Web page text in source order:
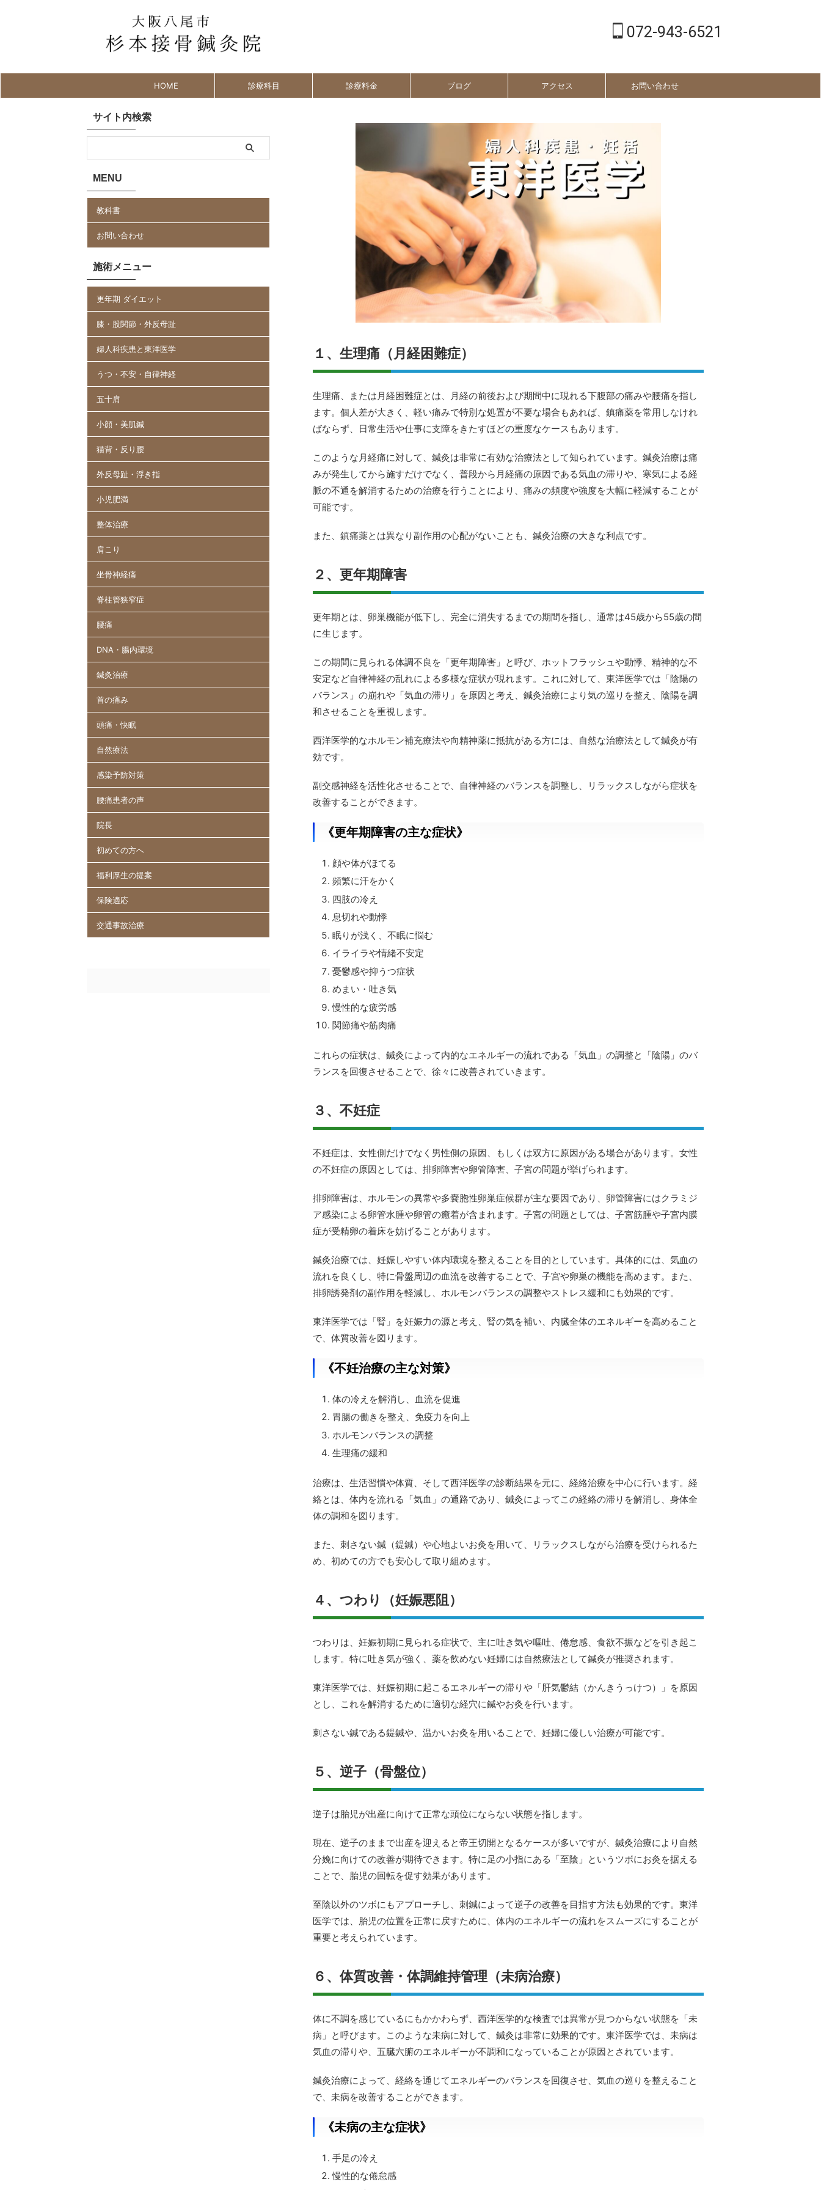
072-943-6521
HOME 診療科目 診療料金 ブログ アクセス お問い合わせ
１、生理痛（月経困難症）
生理痛、または月経困難症とは、月経の前後および期間中に現れる下腹部の痛みや腰痛を指し
ます。個人差が大きく、軽い痛みで特別な処置が不要な場合もあれば、鎮痛薬を常用しなけれ
ばならず、日常生活や仕事に支障をきたすほどの重度なケースもあります。
このような月経痛に対して、鍼灸は非常に有効な治療法として知られています。鍼灸治療は痛
みが発生してから施すだけでなく、普段から月経痛の原因である気血の滞りや、寒気による経
脈の不通を解消するための治療を行うことにより、痛みの頻度や強度を大幅に軽減することが
可能です。
また、鎮痛薬とは異なり副作用の心配がないことも、鍼灸治療の大きな利点です。
２、更年期障害
更年期とは、卵巣機能が低下し、完全に消失するまでの期間を指し、通常は45歳から55歳の間
に生じます。
この期間に見られる体調不良を「更年期障害」と呼び、ホットフラッシュや動悸、精神的な不
安定など自律神経の乱れによる多様な症状が現れます。これに対して、東洋医学では「陰陽の
バランス」の崩れや「気血の滞り」を原因と考え、鍼灸治療により気の巡りを整え、陰陽を調
和させることを重視します。
西洋医学的なホルモン補充療法や向精神薬に抵抗がある方には、自然な治療法として鍼灸が有
効です。
副交感神経を活性化させることで、自律神経のバランスを調整し、リラックスしながら症状を
改善することができます。
《更年期障害の主な症状》
顔や体がほてる
頻繁に汗をかく
四肢の冷え
息切れや動悸
眠りが浅く、不眠に悩む
イライラや情緒不安定
憂鬱感や抑うつ症状
めまい・吐き気
慢性的な疲労感
関節痛や筋肉痛
これらの症状は、鍼灸によって内的なエネルギーの流れである「気血」の調整と「陰陽」のバ
ランスを回復させることで、徐々に改善されていきます。
３、不妊症
不妊症は、女性側だけでなく男性側の原因、もしくは双方に原因がある場合があります。女性
の不妊症の原因としては、排卵障害や卵管障害、子宮の問題が挙げられます。
排卵障害は、ホルモンの異常や多嚢胞性卵巣症候群が主な要因であり、卵管障害にはクラミジ
ア感染による卵管水腫や卵管の癒着が含まれます。子宮の問題としては、子宮筋腫や子宮内膜
症が受精卵の着床を妨げることがあります。
鍼灸治療では、妊娠しやすい体内環境を整えることを目的としています。具体的には、気血の
流れを良くし、特に骨盤周辺の血流を改善することで、子宮や卵巣の機能を高めます。また、
排卵誘発剤の副作用を軽減し、ホルモンバランスの調整やストレス緩和にも効果的です。
東洋医学では「腎」を妊娠力の源と考え、腎の気を補い、内臓全体のエネルギーを高めること
で、体質改善を図ります。
《不妊治療の主な対策》
体の冷えを解消し、血流を促進
胃腸の働きを整え、免疫力を向上
ホルモンバランスの調整
生理痛の緩和
治療は、生活習慣や体質、そして西洋医学の診断結果を元に、経絡治療を中心に行います。経
絡とは、体内を流れる「気血」の通路であり、鍼灸によってこの経絡の滞りを解消し、身体全
体の調和を図ります。
また、刺さない鍼（鍉鍼）や心地よいお灸を用いて、リラックスしながら治療を受けられるた
め、初めての方でも安心して取り組めます。
４、つわり（妊娠悪阻）
つわりは、妊娠初期に見られる症状で、主に吐き気や嘔吐、倦怠感、食欲不振などを引き起こ
します。特に吐き気が強く、薬を飲めない妊婦には自然療法として鍼灸が推奨されます。
東洋医学では、妊娠初期に起こるエネルギーの滞りや「肝気鬱結（かんきうっけつ）」を原因
とし、これを解消するために適切な経穴に鍼やお灸を行います。
刺さない鍼である鍉鍼や、温かいお灸を用いることで、妊婦に優しい治療が可能です。
５、逆子（骨盤位）
逆子は胎児が出産に向けて正常な頭位にならない状態を指します。
現在、逆子のままで出産を迎えると帝王切開となるケースが多いですが、鍼灸治療により自然
分娩に向けての改善が期待できます。特に足の小指にある「至陰」というツボにお灸を据える
ことで、胎児の回転を促す効果があります。
至陰以外のツボにもアプローチし、刺鍼によって逆子の改善を目指す方法も効果的です。東洋
医学では、胎児の位置を正常に戻すために、体内のエネルギーの流れをスムーズにすることが
重要と考えられています。
６、体質改善・体調維持管理（未病治療）
体に不調を感じているにもかかわらず、西洋医学的な検査では異常が見つからない状態を「未
病」と呼びます。このような未病に対して、鍼灸は非常に効果的です。東洋医学では、未病は
気血の滞りや、五臓六腑のエネルギーが不調和になっていることが原因とされています。
鍼灸治療によって、経絡を通じてエネルギーのバランスを回復させ、気血の巡りを整えること
で、未病を改善することができます。
《未病の主な症状》
手足の冷え
慢性的な倦怠感
サイト内検索
MENU
教科書
お問い合わせ
施術メニュー
更年期 ダイエット
膝・股関節・外反母趾
婦人科疾患と東洋医学
うつ・不安・自律神経
五十肩
小顔・美肌鍼
猫背・反り腰
外反母趾・浮き指
小児肥満
整体治療
肩こり
坐骨神経痛
脊柱管狭窄症
腰痛
DNA・腸内環境
鍼灸治療
首の痛み
頭痛・快眠
自然療法
感染予防対策
腰痛患者の声
院長
初めての方へ
福利厚生の提案
保険適応
交通事故治療